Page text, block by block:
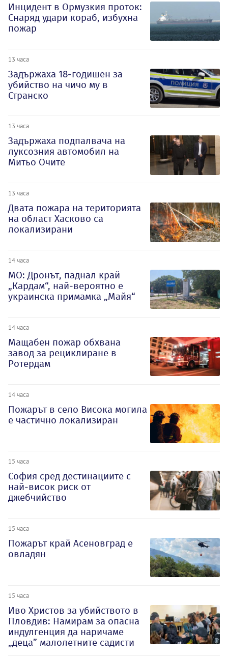
Инцидент в Ормузкия проток:
Снаряд удари кораб, избухна
пожар
13 часа
Задържаха 18-годишен за
убийство на чичо му в
Странско
13 часа
Задържаха подпалвача на
луксозния автомобил на
Митьо Очите
13 часа
Двата пожара на територията
на област Хасково са
локализирани
14 часа
МО: Дронът, паднал край
„Кардам“, най-вероятно е
украинска примамка „Майя“
14 часа
Мащабен пожар обхвана
завод за рециклиране в
Ротердам
14 часа
Пожарът в село Висока могила
е частично локализиран
15 часа
София сред дестинациите с
най-висок риск от
джебчийство
15 часа
Пожарът край Асеновград е
овладян
15 часа
Иво Христов за убийството в
Пловдив: Намирам за опасна
индулгенция да наричаме
„деца” малолетните садисти